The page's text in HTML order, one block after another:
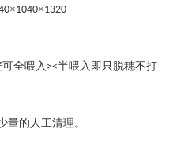
×1040×1320
全喂 入 ><半喂 入 即只脱穗不打
量的人工清理。